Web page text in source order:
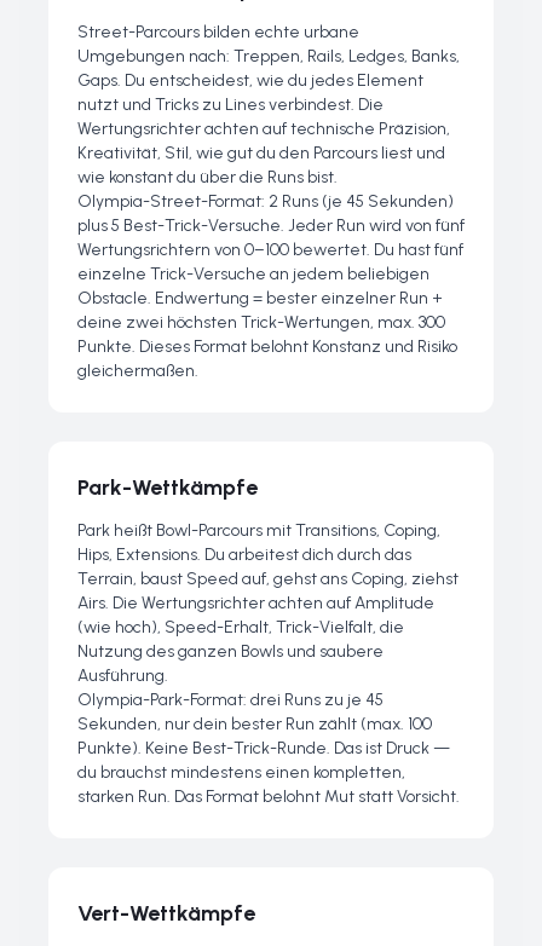
Street-Parcours bilden echte urbane
Umgebungen nach: Treppen, Rails, Ledges, Banks,
Gaps. Du entscheidest, wie du jedes Element
nutzt und Tricks zu Lines verbindest. Die
Wertungsrichter achten auf technische Präzision,
Kreativität, Stil, wie gut du den Parcours liest und
wie konstant du über die Runs bist.
Olympia-Street-Format: 2 Runs (je 45 Sekunden)
plus 5 Best-Trick-Versuche. Jeder Run wird von fünf
Wertungsrichtern von 0–100 bewertet. Du hast fünf
einzelne Trick-Versuche an jedem beliebigen
Obstacle. Endwertung = bester einzelner Run +
deine zwei höchsten Trick-Wertungen, max. 300
Punkte. Dieses Format belohnt Konstanz und Risiko
gleichermaßen.
Park-Wettkämpfe
Park heißt Bowl-Parcours mit Transitions, Coping,
Hips, Extensions. Du arbeitest dich durch das
Terrain, baust Speed auf, gehst ans Coping, ziehst
Airs. Die Wertungsrichter achten auf Amplitude
(wie hoch), Speed-Erhalt, Trick-Vielfalt, die
Nutzung des ganzen Bowls und saubere
Ausführung.
Olympia-Park-Format: drei Runs zu je 45
Sekunden, nur dein bester Run zählt (max. 100
Punkte). Keine Best-Trick-Runde. Das ist Druck —
du brauchst mindestens einen kompletten,
starken Run. Das Format belohnt Mut statt Vorsicht.
Vert-Wettkämpfe